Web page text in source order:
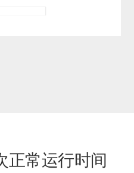
正常运行时间